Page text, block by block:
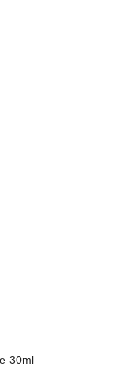
30ml